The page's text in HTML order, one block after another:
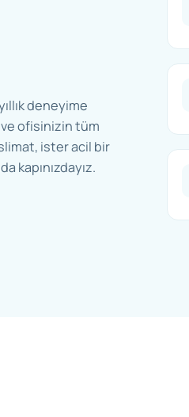
deneyime
ofisinizin tüm
ister acil bir
kapınızdayız.